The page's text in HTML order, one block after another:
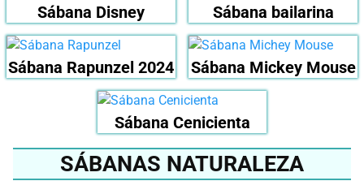
Sábana Disney Sábana bailarina
Sábana Rapunzel 2024 Sábana Mickey Mouse
Sábana Cenicienta
SÁBANAS NATURALEZA